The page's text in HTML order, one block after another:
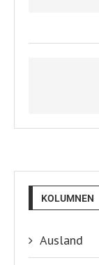
KOLUMNEN
Ausland